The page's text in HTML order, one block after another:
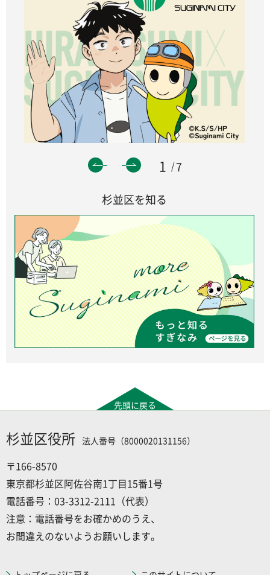
1
7
杉並区を知る
先頭に戻る
杉並区役所 法人番号（8000020131156）
〒166-8570
東京都杉並区阿佐谷南1丁目15番1号
電話番号：03-3312-2111（代表）
注意：電話番号をお確かめのうえ、
お間違えのないようお願いします。